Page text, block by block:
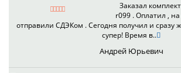
Заказал
r099 . Оплатил ,
отправили СДЭКом . Сегодня получил и сразу
супер! Время в..
Андрей Юрьевич